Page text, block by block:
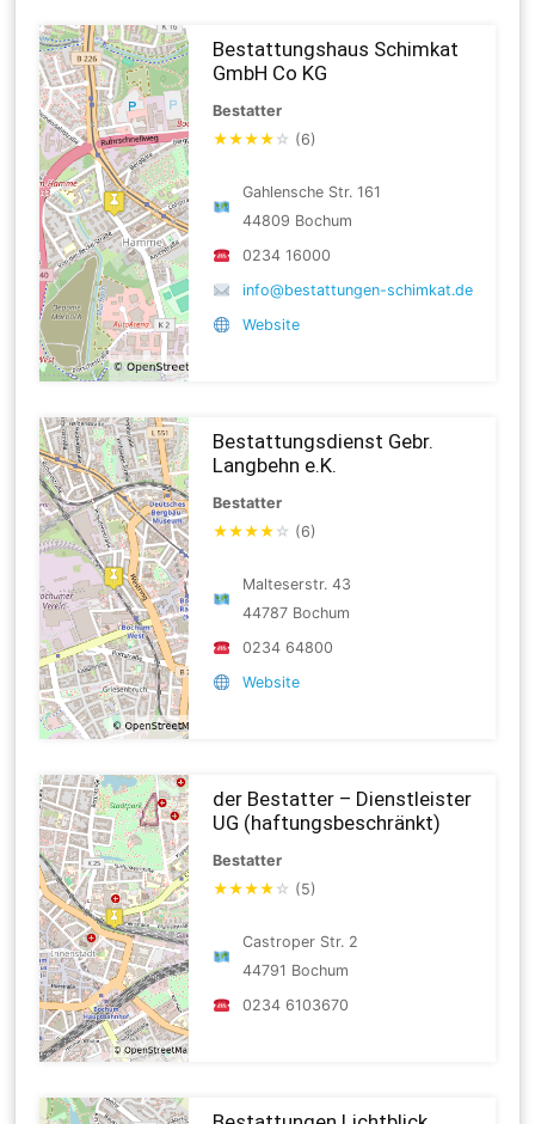
Bestattungshaus Schimkat
GmbH Co KG
Bestatter
★★★★ ☆ (6)
Gahlensche Str. 161
44809 Bochum
0234 16000
info@bestattungen-schimkat.de
Website
Bestattungsdienst Gebr.
Langbehn e.K.
Bestatter
★★★★ ☆ (6)
Malteserstr. 43
44787 Bochum
0234 64800
Website
der Bestatter – Dienstleister
UG (haftungsbeschränkt)
Bestatter
★★★★ ☆ (5)
Castroper Str. 2
44791 Bochum
0234 6103670